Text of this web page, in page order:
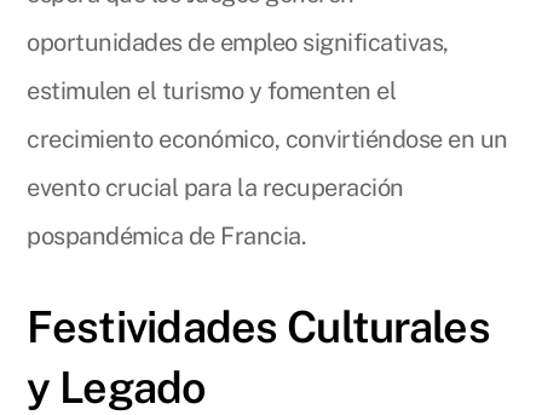
oportunidades de empleo significativas,
estimulen el turismo y fomenten el
crecimiento económico, convirtiéndose en un
evento crucial para la recuperación
pospandémica de Francia.
Festividades Culturales
y Legado